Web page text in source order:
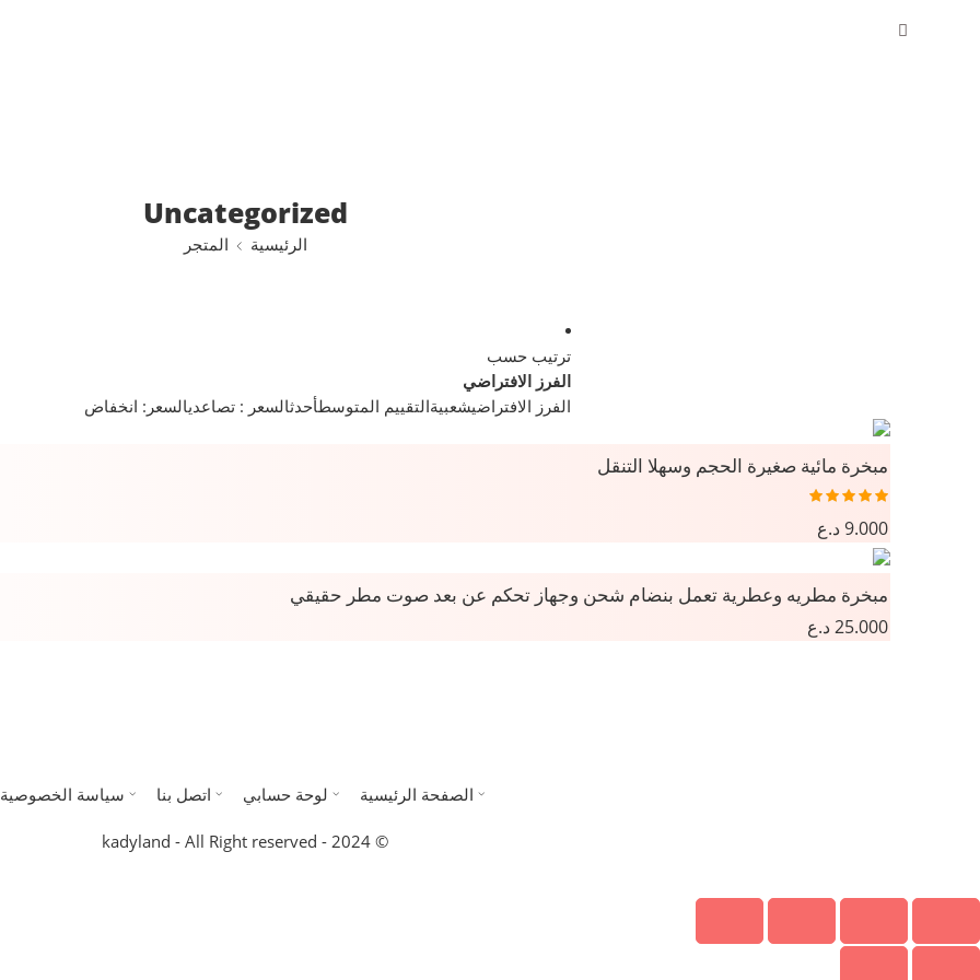
د.ع 0
Uncategorized
الرئيسية المتجر
ترتيب حسب
الفرز الافتراضي
الفرز الافتراضيشعبيةالتقييم المتوسطأحدثالسعر : تصاعديالسعر: انخفاض
مبخرة مائية صغيرة الحجم وسهلا التنقل
5.00من 5
9.000د.ع
مبخرة مطريه وعطرية تعمل بنضام شحن وجهاز تحكم عن بعد صوت مطر حقيقي
25.000د.ع
الصفحة الرئيسية لوحة حسابي اتصل بنا سياسة الخصوصية
© 2024 - kadyland - All Right reserved